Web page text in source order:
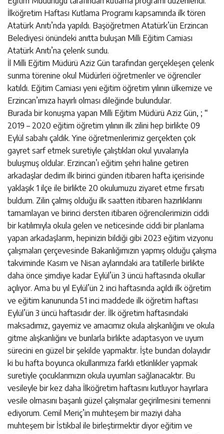
İlköğretim Haftası Kutlama Programı kapsamında ilk tören
Atatürk Anıtı’nda yapıldı. Başöğretmen Atatürk’ün Erzincan
Belediyesi önündeki anıtta buluşan Milli Eğitim Camiası
Atatürk Anıtı’na çelenk sundu.
İl Milli Eğitim Müdürü Aziz Gün tarafından gerçekleşen çelenk
sunma törenine okul Müdürleri öğretmenler ve öğrenciler
katıldı. Eğitim Camiası yeni eğitim öğretim yılının ülkemize ve
Erzincan’ımıza hayırlı olması dileğinde bulundular.
Burada bir konuşma yapan Milli Eğitim Müdürü Aziz Gün, ; “
2019 – 2020 eğitim öğretim yılının ilk zilini hep birlikte 09
Eylül sabahı çaldık. Yine öğretmenlerimiz gerçekten çok
gayret sarf etmek suretiyle çalıştıkları okul yuvalarıyla
buluşmuş oldular. Erzincan’ı eğitim şehri haline getiren
arkadaşlar dedim ilk birinci günden itibaren hafta içerisinde
yaklaşık 1 ilçe ile birlikte 20 okulumuzu ziyaret etme fırsatı
buldum. Zilin çalmış olduğu ilk saatten itibaren hazırlıklarını
tamamlayan ve birinci dersten itibaren öğrencilerimizin ciddi
bir katılımıyla okula gelen ve neticesinde ciddi bir planlama
yapan arkadaşlarım, hepinizin bildiği gibi 2023 eğitim vizyonu
çalışmaları çerçevesinde Bakanlığımızın yapmış olduğu çalışma
takviminde Kasım ve Nisan aylarındaki ara tatillerle birlikte
daha önce şimdiye kadar Eylül’ün 3 üncü haftasında okullar
açılıyor. Ama bu yıl Eylül’ün 2 inci haftasında açıldı ilk öğretim
ve eğitim kanununda 51 inci maddede ilk öğretim haftası
Eylül’ün 3 üncü haftasıdır der. İlk öğretim haftasındaki
maksadımız, gayemiz ve amacımız okula alışkanlığını ve okula
gitme alışkanlığını ve bunlarla birlikte adaptasyon ve uyum
sürecini en güzel bir şekilde yapmaktır. İşte bundan dolayıdır
ki bu hafta boyunca okullarımıza farklı etkinlikler yapmak
suretiyle çocuklarımızın okula uyumları sağlanacaktır. Bu
vesileyle bir kez daha İlköğretim haftasını kutluyor hayırlara
vesile olmasını başarılı güzel çalışmalar geçirilmesini temenni
ediyorum. Cemil Meriç’in muhteşem bir maziyi daha
muhteşem bir İstikbal ile birleştirmektir diyor eğitim ve